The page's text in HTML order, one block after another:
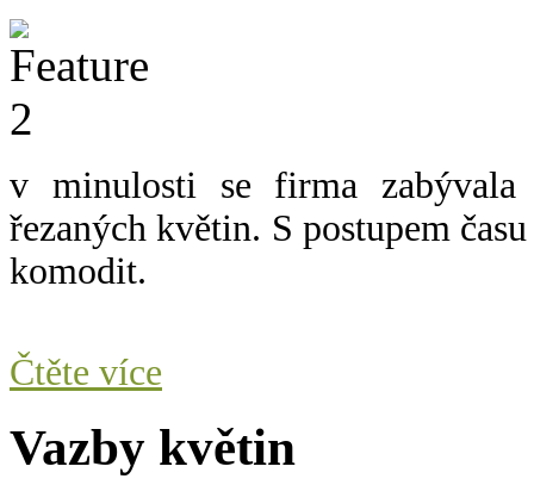
v minulosti se firma zabývala
řezaných květin. S postupem
komodit.
Čtěte více
Vazby květin